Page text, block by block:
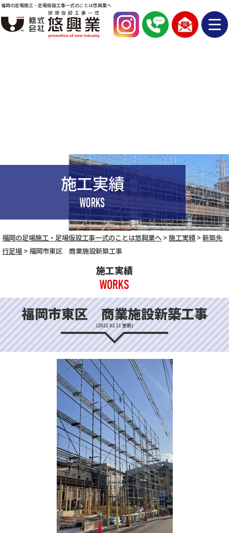
福岡の足場施工・足場仮設工事一式のことは悠興業へ
施工実績
WORKS
福岡の足場施工・足場仮設工事一式のことは悠興業へ >施工実績 >新築先
行足場 >福岡市東区 商業施設新築工事
施工実績
WORKS
福岡市東区 商業施設新築工事
(2022.02.11 更新)